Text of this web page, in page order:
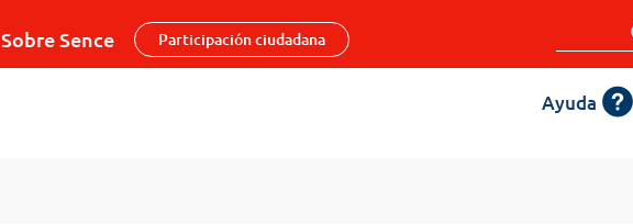
Sobre Sence Participación ciudadana
Ayuda